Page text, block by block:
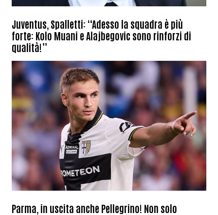
Juventus, Spalletti: “Adesso la squadra è più
forte: Kolo Muani e Alajbegovic sono rinforzi di
qualità!”
Parma, in uscita anche Pellegrino! Non solo